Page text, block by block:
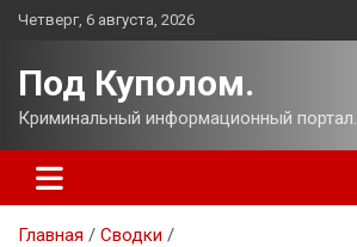
Перейти
Четверг, 6 августа, 2026
Под Куполом.
Криминальный информационный портал.
Главная
Сводки